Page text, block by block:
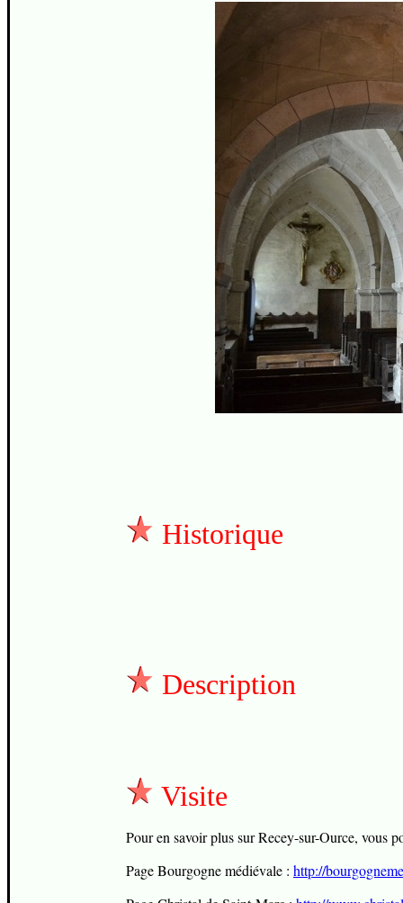
Historique
Description
Visite
Pour en savoir plus sur Recey-sur-Ource, vous
Page Bourgogne médiévale : http://